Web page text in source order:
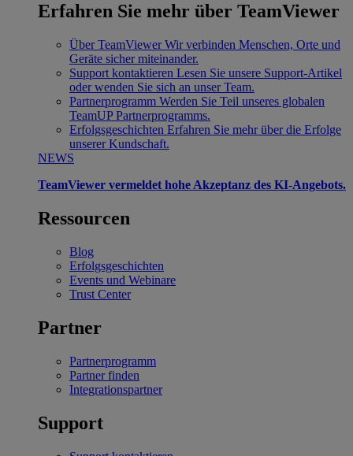
Erfahren Sie mehr über TeamViewer
Über TeamViewer Wir verbinden Menschen, Orte und
Geräte sicher miteinander.
Support kontaktieren Lesen Sie unsere Support-Artikel
oder wenden Sie sich an unser Team.
Partnerprogramm Werden Sie Teil unseres globalen
TeamUP Partnerprogramms.
Erfolgsgeschichten Erfahren Sie mehr über die Erfolge
unserer Kundschaft.
NEWS
TeamViewer vermeldet hohe Akzeptanz des KI-Angebots.
Ressourcen
Blog
Erfolgsgeschichten
Events und Webinare
Trust Center
Partner
Partnerprogramm
Partner finden
Integrationspartner
Support